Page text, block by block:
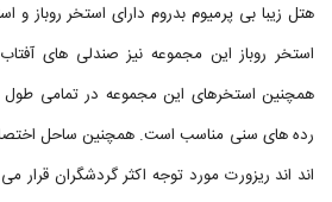
هتل زیبا بی پرمیوم بدروم دارای استخر روباز
استخر روباز این مجموعه نیز صندلی های
همچنین استخرهای این مجموعه در تمامی طول
رده های سنی مناسب است. همچنین ساحل
اند اند ریزورت مورد توجه اکثر گردشگران قرار